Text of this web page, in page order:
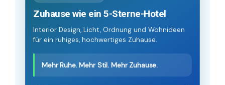
Zuhause wie ein 5-Sterne-Hotel
Interior Design, Licht, Ordnung und Wohnideen
für ein ruhiges, hochwertiges Zuhause.
Mehr Ruhe. Mehr Stil. Mehr Zuhause.